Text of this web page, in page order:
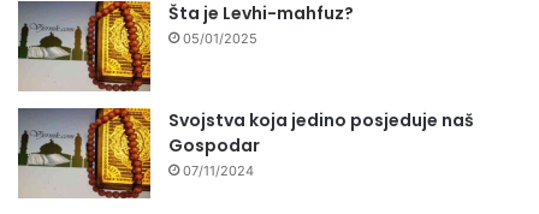
Šta je Levhi-mahfuz?
05/01/2025
Svojstva koja jedino posjeduje naš
Gospodar
07/11/2024